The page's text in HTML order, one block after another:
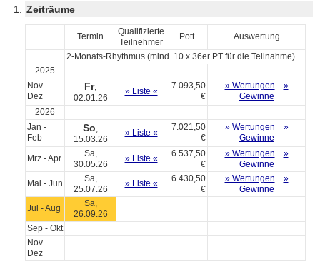
Zeiträume
Termin
Qualifizierte
Teilnehmer
Pott
Auswertung
2-Monats-Rhythmus (mind. 10 x 36er PT für die Teilnahme)
2025
Nov -
Dez
Fr,
02.01.26
» Liste «
7.093,50
€
» Wertungen
»
Gewinne
2026
Jan -
Feb
So,
15.03.26
» Liste «
7.021,50
€
» Wertungen
»
Gewinne
Mrz - Apr
Sa,
30.05.26
» Liste «
6.537,50
€
» Wertungen
»
Gewinne
Mai - Jun
Sa,
25.07.26
» Liste «
6.430,50
€
» Wertungen
»
Gewinne
Jul - Aug
Sa,
26.09.26
Sep - Okt
Nov -
Dez